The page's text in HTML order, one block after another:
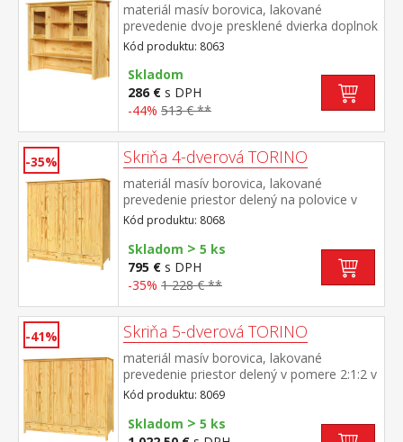
materiál masív borovica, lakované
prevedenie dvoje presklené dvierka doplnok
príborníka TORINO 8062
Kód produktu: 8063
Skladom
286 € s DPH
-44% 513 € **
-35% Skriňa 4-dverová TORINO
materiál masív borovica, lakované
prevedenie priestor delený na polovice v
ľavej polovici šatníková tyč a polica na
klobúky v pravej polovici 3 police v spodnej
časti 2 zásuvky s kovovými
pojazdmi odporúčaný nadstavec 8168
Kód produktu: 8068
Skladom > 5 ks
795 € s DPH
-35% 1 228 € **
-41% Skriňa 5-dverová TORINO
materiál masív borovica, lakované
prevedenie priestor delený v pomere 2:1:2 v
ľavej a pravej širšej časti šatníková tyč a
polica na klobúky v strednej úzkej časti 3
police v spodnej časti 3 zásuvky s kovovými
Kód produktu: 8069
Skladom > 5 ks